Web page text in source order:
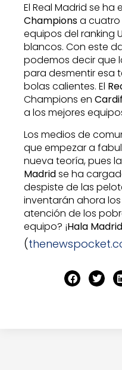
El Real Madrid se
Championsa cuatro
equipos del ranking
blancos. Con este
podemos decir que
para desmentir esa
bolas calientes. El
Champions en
a los mejores
Los medios de
que empezar a
nueva teoría, pues
Madridse ha
despiste de las
inventarán ahora
atención de los
equipo? ¡Hala Madrid
(